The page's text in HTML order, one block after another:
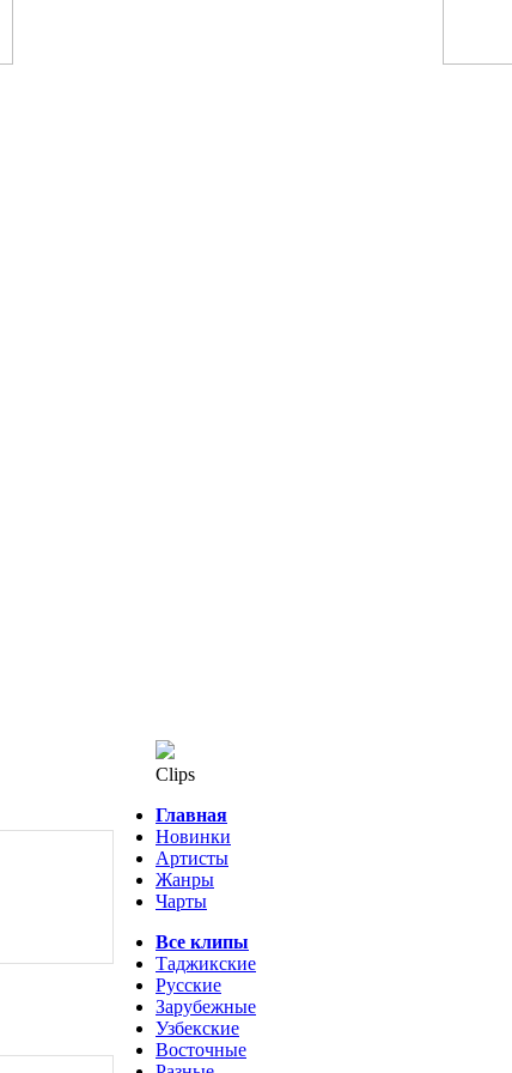
Clips
Главная
Новинки
Артисты
Жанры
Чарты
Все клипы
Таджикские
Русские
Зарубежные
Узбекские
Восточные